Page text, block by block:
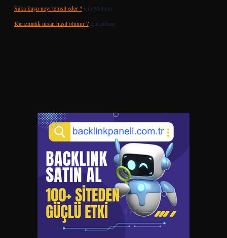
Saka kuşu neyi temsil eder ? için Meltem
Karizmatik insan nasıl olunur ? için admin